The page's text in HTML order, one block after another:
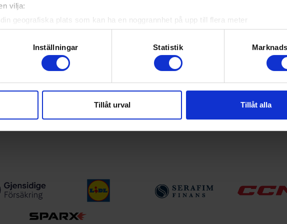
vilja:
geografiska plats som kan ha en noggrannhet på upp till flera meter
att aktivt skanna den för specifika kännetecken (fingeravtryck)
uppgifter behandlas och ställ in dina preferenser i
detaljsektionen. Du
när som helst från cookie-förklaringen.
för att anpassa innehållet och annonserna till användarna, tillhandahålla
trafik. Vi vidarebefordrar även sådana identifierare och annan information från
och analysföretag som vi samarbetar med. Dessa kan i sin tur kombinera
har tillhandahållit eller som de har samlat in när du har använt deras tjänster.
Inställningar Statistik
Tillåt urval Tillåt alla
livebevakning och statistik för samtliga ishockeyserier som spelas i Sverige.
egna favoritlag i appen. För dina favoritlag kan du sedan välja att få
Ishockeyförbundet
vid viktiga händelser